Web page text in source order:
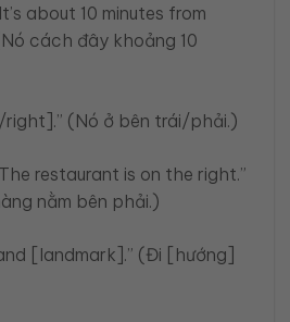
about 10 minutes from
cách đây khoảng 10
right].” (Nó ở bên trái/phải.)
restaurant is on the right.”
nằm bên phải.)
[landmark].” (Đi [hướng]